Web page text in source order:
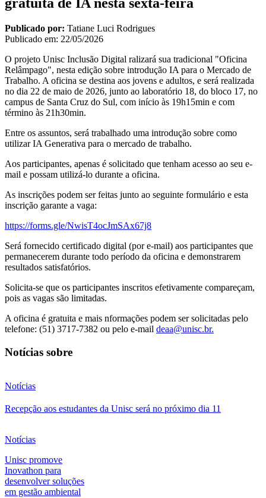
gratuita de IA nesta sexta-feira
Publicado por: Tatiane Luci Rodrigues
Publicado em: 22/05/2026
O projeto Unisc Inclusão Digital ralizará sua tradicional "Oficina
Relâmpago", nesta edição sobre introdução IA para o Mercado de
Trabalho. A oficina se destina aos jovens e adultos, e será realizada
no dia 22 de maio de 2026, junto ao laboratório 18, do bloco 17, no
campus de Santa Cruz do Sul, com início às 19h15min e com
término às 21h30min.
Entre os assuntos, será trabalhado uma introdução sobre como
utilizar IA Generativa para o mercado de trabalho.
Aos participantes, apenas é solicitado que tenham acesso ao seu e-
mail e possam utilizá-lo durante a oficina.
As inscrições podem ser feitas junto ao seguinte formulário e esta
inscrição garante a vaga:
https://forms.gle/NwisT4ocJmSAx67j8
Será fornecido certificado digital (por e-mail) aos participantes que
permanecerem durante todo período da oficina e demonstrarem
resultados satisfatórios.
Solicita-se que os participantes inscritos efetivamente compareçam,
pois as vagas são limitadas.
A oficina é gratuita e mais nformações podem ser solicitadas pelo
telefone: (51) 3717-7382 ou pelo e-mail deaa@unisc.br.
Notícias sobre
Notícias
Recepção aos estudantes da Unisc será no próximo dia 11
Notícias
Unisc promove
Inovathon para
desenvolver soluções
em gestão ambiental